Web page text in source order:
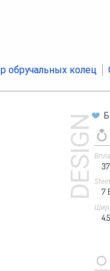
обручальных колец
DESIGN 7
4.5